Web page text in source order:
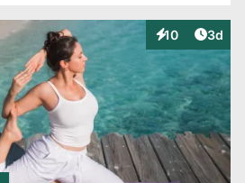
10
Interaktionen
3d